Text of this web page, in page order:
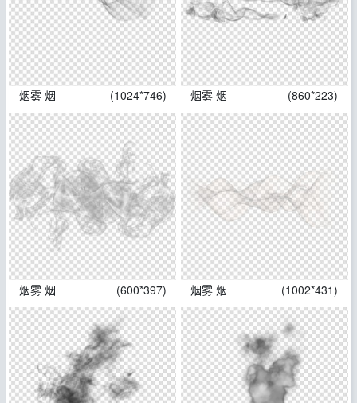
烟雾 烟 (1024*746) 烟雾 烟 (860*223)
烟雾 烟 (600*397) 烟雾 烟 (1002*431)